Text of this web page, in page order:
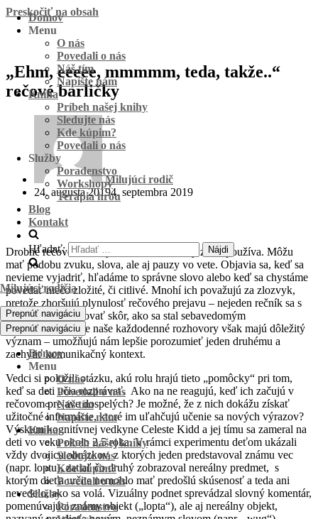
Preskočiť na obsah
Domov
Menu
O nás
Povedali o nás
Náš tím
Napíšte nám
Kniha
Príbeh našej knihy
Sledujte nás
Kde kúpim?
Povedali o nás
Služby
Poradenstvo
Workshopy
Terapia hrou
Blog
Kontakt
Hľadať:
Milujúci rodičia
Prepnúť navigáciu
Prepnúť navigáciu
Domov
Menu
O nás
Povedali o nás
Náš tím
Napíšte nám
Kniha
Príbeh našej knihy
Sledujte nás
Kde kúpim?
Povedali o nás
Služby
Poradenstvo
„Ehm, eeeee, mmmmm, teda, takže..“
rečové barličky
Milujúci rodič
24. augusta 20194. septembra 2019
Drobné rečové barličky, ktoré občas každý z nás používa. Môžu
mať podobu zvuku, slova, ale aj pauzy vo vete. Objavia sa, keď sa
nevieme vyjadriť, hľadáme to správne slovo alebo keď sa chystáme
povedať niečo zložité, či citlivé. Mnohí ich považujú za zlozvyk,
pretože zhoršujú plynulosť rečového prejavu – nejeden rečník sa s
nimi musel popasovať skôr, ako sa stal sebavedomým
profesionálom. Pre naše každodenné rozhovory však majú dôležitý
význam – umožňujú nám lepšie porozumieť jeden druhému a
zachytiť komunikačný kontext.
Vedci si položili otázku, akú rolu hrajú tieto „pomôcky“ pri tom,
keď sa deti učia rozprávať. Ako na ne reagujú, keď ich začujú v
rečovom prejave dospelých? Je možné, že z nich dokážu získať
užitočné informácie, ktoré im uľahčujú učenie sa nových výrazov?
Výskum kognitívnej vedkyne Celeste Kidd a jej tímu sa zameral na
deti vo veku okolo 2,5 roka. V rámci experimentu deťom ukázali
vždy dvojicu obrázkov, z ktorých jeden predstavoval známu vec
(napr. loptu), zatiaľ čo druhý zobrazoval nereálny predmet, s
ktorým dieťa určite nemohlo mať predošlú skúsenosť a teda ani
nevedelo, ako sa volá. Vizuálny podnet sprevádzal slovný komentár,
pomenúvajúci známy objekt („lopta“), ale aj nereálny objekt,